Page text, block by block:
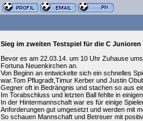
Sieg im zweiten Testspiel für die C Junioren
Bevor es am 22.03.14. um 10 Uhr Zuhause
Fortuna Neuenkirchen an.
Von Beginn an entwickelte sich ein schnelles
war.Tom Pflugradt,Timur Kerber und Justin
Gegner oft in Bedrängnis und stachen so aus
Im Torabschluss und letzten Ball fehlte in
In der Hintermannschaft war es für einige
Anforderungen gut umgesetzt und werden mit
So schauen Mannschaft und Betreuer mit